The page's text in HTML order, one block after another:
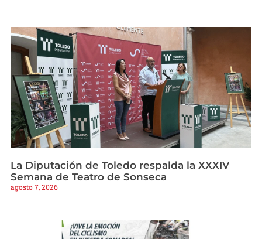
La Diputación de Toledo respalda la XXXIV
Semana de Teatro de Sonseca
agosto 7, 2026